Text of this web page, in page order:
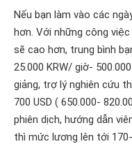
Nếu bạn làm vào các
hơn. Với những công
sẽ cao hơn, trung bình
25.000 KRW/ giờ-
giảng, trợ lý nghiên cứu
700 USD ( 650.000-
phiên dịch, hướng dẫn
thì mức lương lên tới